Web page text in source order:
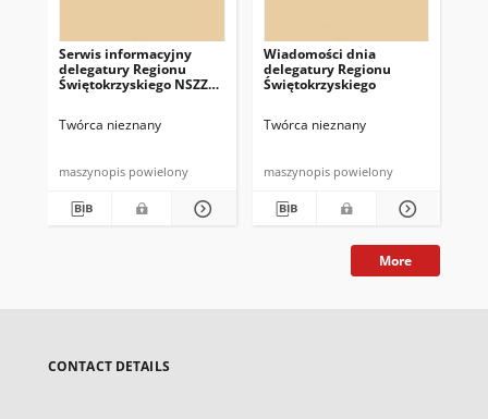
Serwis informacyjny
delegatury Regionu
Świętokrzyskiego NSZZ
Twórca nieznany
maszynopis powielony
Wiadomości dnia
delegatury Regionu
Świętokrzyskiego
Twórca nieznany
maszynopis powielony
More
CONTACT DETAILS